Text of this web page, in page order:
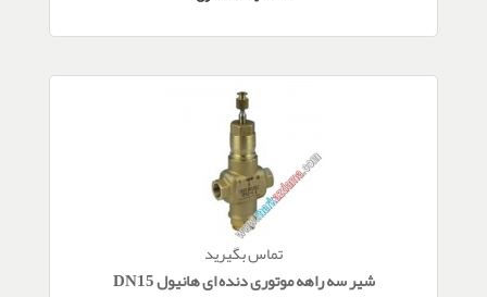
تماس بگیرید
شیر سه راهه موتوری دنده ای هانیول DN15